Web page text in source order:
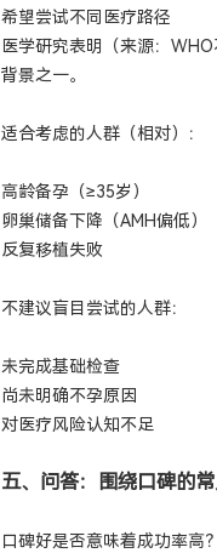
希望尝试不同医疗路径
医学研究表明（来源：
背景之一。
适合考虑的人群（相对）：
高龄备孕（≥35岁）
卵巢储备下降（AMH偏低）
反复移植失败
不建议盲目尝试的人群：
未完成基础检查
尚未明确不孕原因
对医疗风险认知不足
五、问答：围绕口碑的
口碑好是否意味着成功率高？